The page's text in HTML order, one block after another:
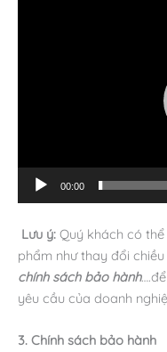
00:00
Lưu ý: Quý khách có
phẩm như thay đổi
chính sách bảo hành
yêu cầu của doanh
3. Chính sách bảo hành